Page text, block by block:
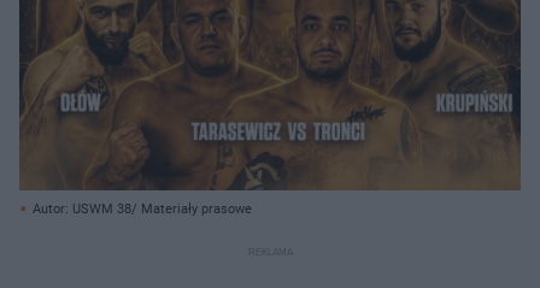
Autor: USWM 38/ Materiały prasowe